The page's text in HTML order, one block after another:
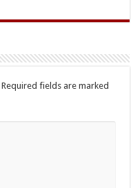
Required fields are marked